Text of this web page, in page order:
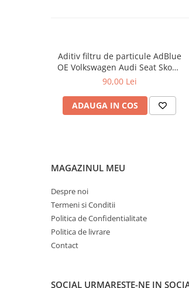
Se diluează cu apă în raport 1:100 și
Aditiv filtru de particule AdBlue
OE Volkswagen Audi Seat Skoda
5L
90,00 Lei
ADAUGA IN COS
MAGAZINUL MEU
Despre noi
Termeni si Conditii
Politica de Confidentialitate
Politica de livrare
Contact
SOCIAL URMARESTE-NE IN